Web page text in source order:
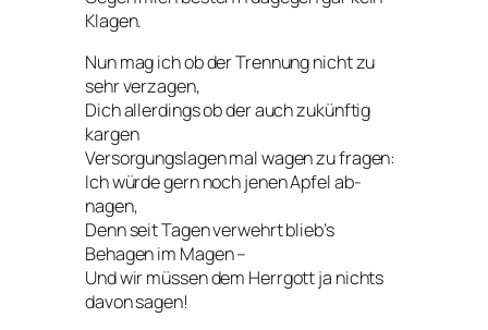
Klagen.
Nun mag ich ob der Trennung nicht zu
sehr verzagen,
Dich allerdings ob der auch zukünftig
kargen
Versorgungslagen mal wagen zu fragen:
Ich würde gern noch jenen Apfel ab-
nagen,
Denn seit Tagen verwehrt blieb’s
Behagen im Magen –
Und wir müssen dem Herrgott ja nichts
davon sagen!